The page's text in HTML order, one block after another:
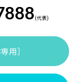
用］